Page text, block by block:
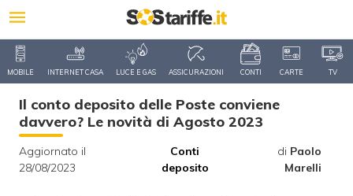
MOBILE INTERNET CASA LUCE E GAS ASSICURAZIONI CONTI CARTE TV
Il conto deposito delle Poste conviene
davvero? Le novità di Agosto 2023
Aggiornato il
28/08/2023
Conti
deposito
di Paolo
Marelli